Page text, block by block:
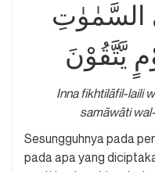
السَّمٰوٰتِ
يَّتَّقُوْنَ
Inna fikhtilāfil-laili
samāwāti
Sesungguhnya pada
pada apa yang